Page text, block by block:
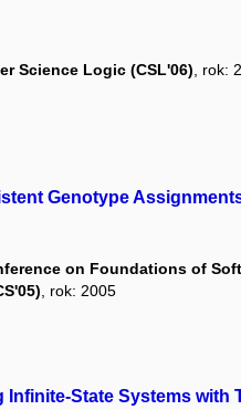
Science Logic (CSL'06) , rok:
Genotype
on Foundations of
, rok: 2005
State Systems with